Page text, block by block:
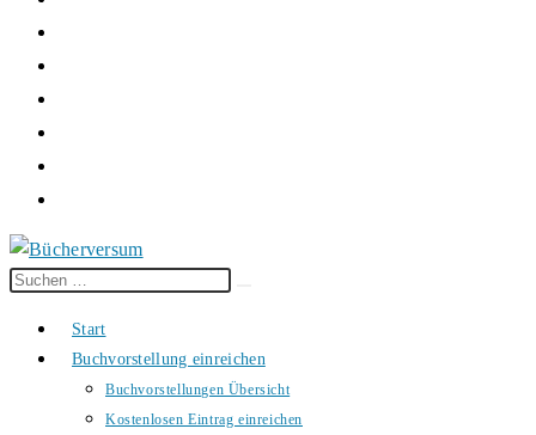
Diese
durchsuchen
Start
Buchvorstellung einreichen
Buchvorstellungen Übersicht
Kostenlosen Eintrag einreichen